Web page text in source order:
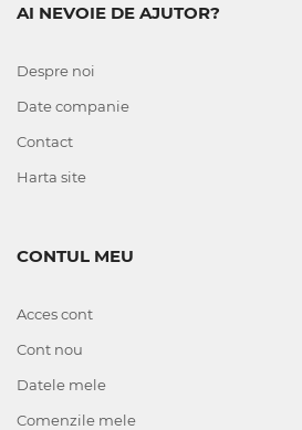
AI NEVOIE DE AJUTOR?
Despre noi
Date companie
Contact
Harta site
CONTUL MEU
Acces cont
Cont nou
Datele mele
Comenzile mele